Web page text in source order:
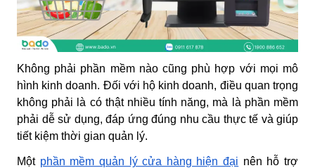
Không phải phần mềm nào cũng phù hợp với mọi mô
hình kinh doanh. Đối với hộ kinh doanh, điều quan trọng
không phải là có thật nhiều tính năng, mà là phần mềm
phải dễ sử dụng, đáp ứng đúng nhu cầu thực tế và giúp
tiết kiệm thời gian quản lý.
Một phần mềm quản lý cửa hàng hiện đại nên hỗ trợ